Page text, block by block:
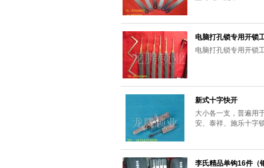
电脑打孔锁专用开锁
电脑打孔锁专用开锁
新式十字快开
大小各一支，普遍用
安、泰祥、施乐十字
李氏精品单钩16件（